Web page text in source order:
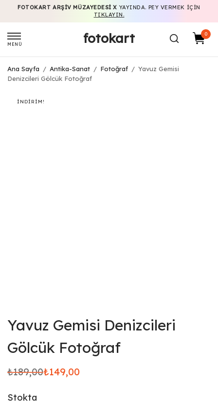
FOTOKART ARŞIV MÜZAYEDESI X YAYINDA. PEY VERMEK IÇIN
TIKLAYIN.
MENÜ fotokart 0
Ana Sayfa / Antika-Sanat / Fotoğraf / Yavuz Gemisi
Denizcileri Gölcük Fotoğraf
İNDIRIM!
Yavuz Gemisi Denizcileri
Gölcük Fotoğraf
₺189,00
Orijinal
₺189,00.
₺149,00
Şu
fiyat:
Stokta